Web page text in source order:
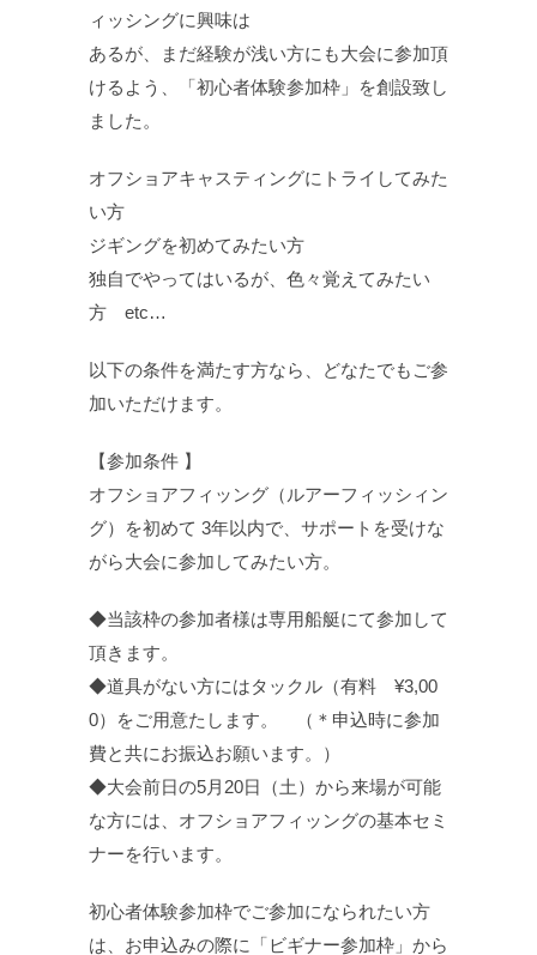
ィッシングに興味は
あるが、まだ経験が浅い方にも大会に参加頂
けるよう、「初心者体験参加枠」を創設致し
ました。
オフショアキャスティングにトライしてみた
い方
ジギングを初めてみたい方
独自でやってはいるが、色々覚えてみたい
方 etc…
以下の条件を満たす方なら、どなたでもご参
加いただけます。
【参加条件 】
オフショアフィッング（ルアーフィッシィン
グ）を初めて 3年以内で、サポートを受けな
がら大会に参加してみたい方。
◆当該枠の参加者様は専用船艇にて参加して
頂きます。
◆道具がない方にはタックル（有料 ¥3,00
0）をご用意たします。 （＊申込時に参加
費と共にお振込お願います。）
◆大会前日の5月20日（土）から来場が可能
な方には、オフショアフィッングの基本セミ
ナーを行います。
初心者体験参加枠でご参加になられたい方
は、お申込みの際に「ビギナー参加枠」から